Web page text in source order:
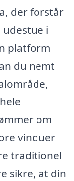
der forstår
i
platform
du nemt
om
vinduer
traditionel
sikre, at din